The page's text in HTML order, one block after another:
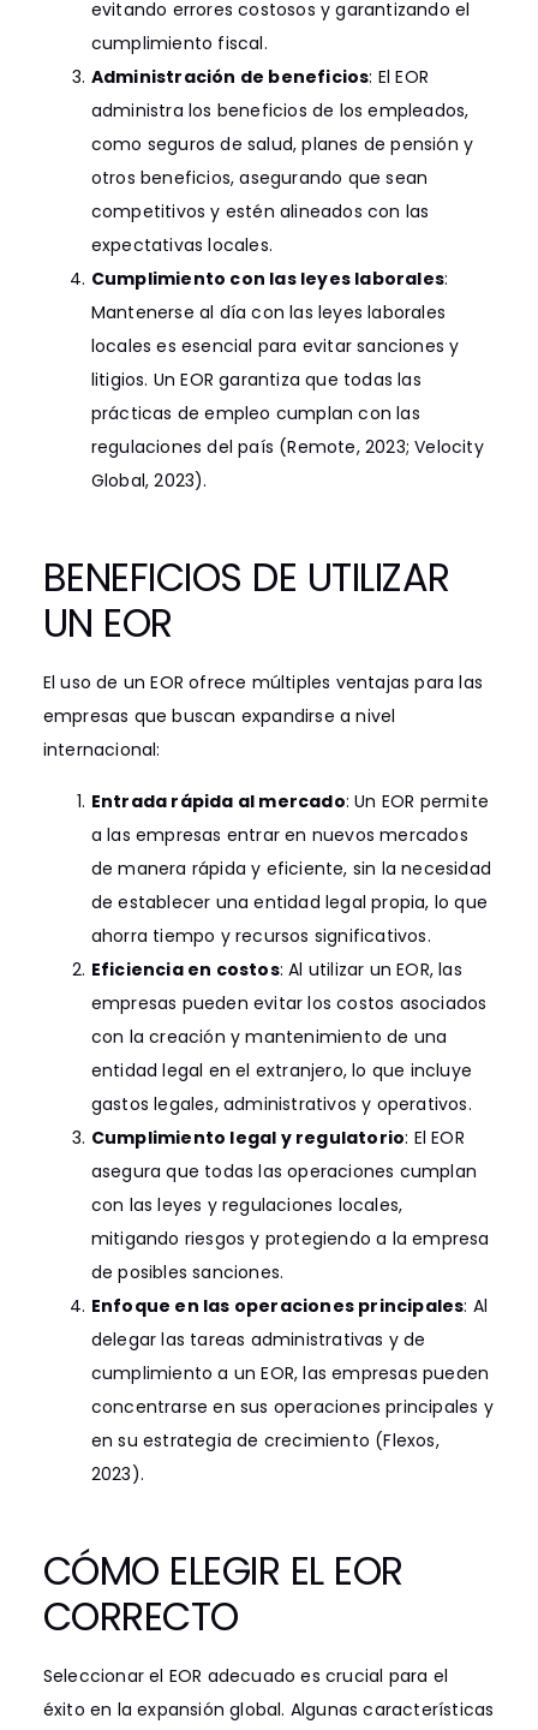
evitando errores costosos y garantizando el
cumplimiento fiscal.
Administración de beneficios: El EOR
administra los beneficios de los empleados,
como seguros de salud, planes de pensión y
otros beneficios, asegurando que sean
competitivos y estén alineados con las
expectativas locales.
Cumplimiento con las leyes laborales:
Mantenerse al día con las leyes laborales
locales es esencial para evitar sanciones y
litigios. Un EOR garantiza que todas las
prácticas de empleo cumplan con las
regulaciones del país (Remote, 2023; Velocity
Global, 2023).
BENEFICIOS DE UTILIZAR
UN EOR
El uso de un EOR ofrece múltiples ventajas para las
empresas que buscan expandirse a nivel
internacional:
Entrada rápida al mercado: Un EOR permite
a las empresas entrar en nuevos mercados
de manera rápida y eficiente, sin la necesidad
de establecer una entidad legal propia, lo que
ahorra tiempo y recursos significativos.
Eficiencia en costos: Al utilizar un EOR, las
empresas pueden evitar los costos asociados
con la creación y mantenimiento de una
entidad legal en el extranjero, lo que incluye
gastos legales, administrativos y operativos.
Cumplimiento legal y regulatorio: El EOR
asegura que todas las operaciones cumplan
con las leyes y regulaciones locales,
mitigando riesgos y protegiendo a la empresa
de posibles sanciones.
Enfoque en las operaciones principales: Al
delegar las tareas administrativas y de
cumplimiento a un EOR, las empresas pueden
concentrarse en sus operaciones principales y
en su estrategia de crecimiento (Flexos,
2023).
CÓMO ELEGIR EL EOR
CORRECTO
Seleccionar el EOR adecuado es crucial para el
éxito en la expansión global. Algunas características